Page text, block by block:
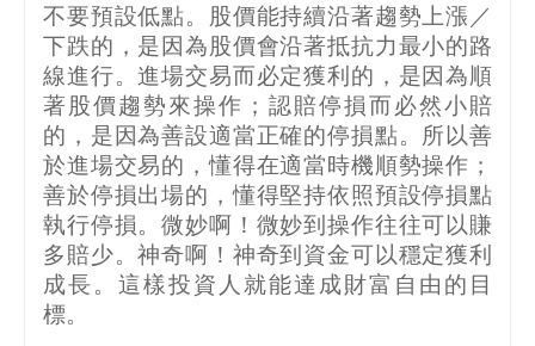
不要預設低點。股價能持續沿著趨勢上漲／
下跌的，是因為股價會沿著抵抗力最小的路
線進行。進場交易而必定獲利的，是因為順
著股價趨勢來操作；認賠停損而必然小賠
的，是因為善設適當正確的停損點。所以善
於進場交易的，懂得在適當時機順勢操作；
善於停損出場的，懂得堅持依照預設停損點
執行停損。微妙啊！微妙到操作往往可以賺
多賠少。神奇啊！神奇到資金可以穩定獲利
成長。這樣投資人就能達成財富自由的目
標。